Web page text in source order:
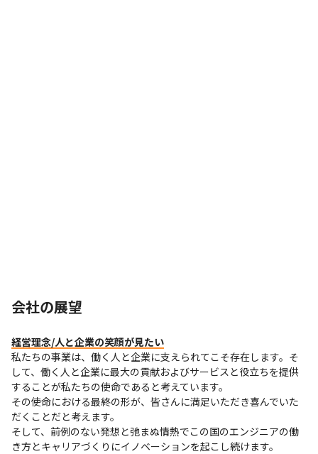
会社の展望
経営理念/人と企業の笑顔が見たい
私たちの事業は、働く人と企業に支えられてこそ存在します。そ
して、働く人と企業に最大の貢献およびサービスと役立ちを提供
することが私たちの使命であると考えています。
その使命における最終の形が、皆さんに満足いただき喜んでいた
だくことだと考えます。
そして、前例のない発想と弛まぬ情熱でこの国のエンジニアの働
き方とキャリアづくりにイノベーションを起こし続けます。